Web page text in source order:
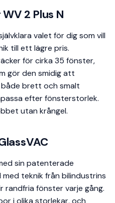
2 Plus N
valet för dig som vill
till ett lägre pris.
för cirka 35 fönster,
gör den smidig att
både brett och smalt
efter fönsterstorlek.
utan krångel.
sin patenterade
teknik från bilindustrins
randfria fönster varje gång.
i olika storlekar, och